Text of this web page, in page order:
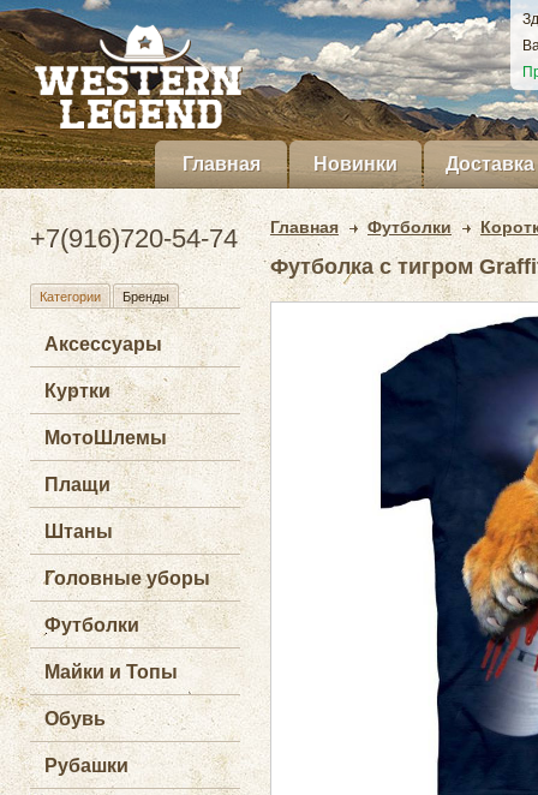
Главная Новинки Доставка
+7(916)720-54-74
Категории Бренды
Аксессуары
Куртки
МотоШлемы
Плащи
Штаны
Головные уборы
Футболки
Майки и Топы
Обувь
Рубашки
Главная Футболки
Футболка с тигром